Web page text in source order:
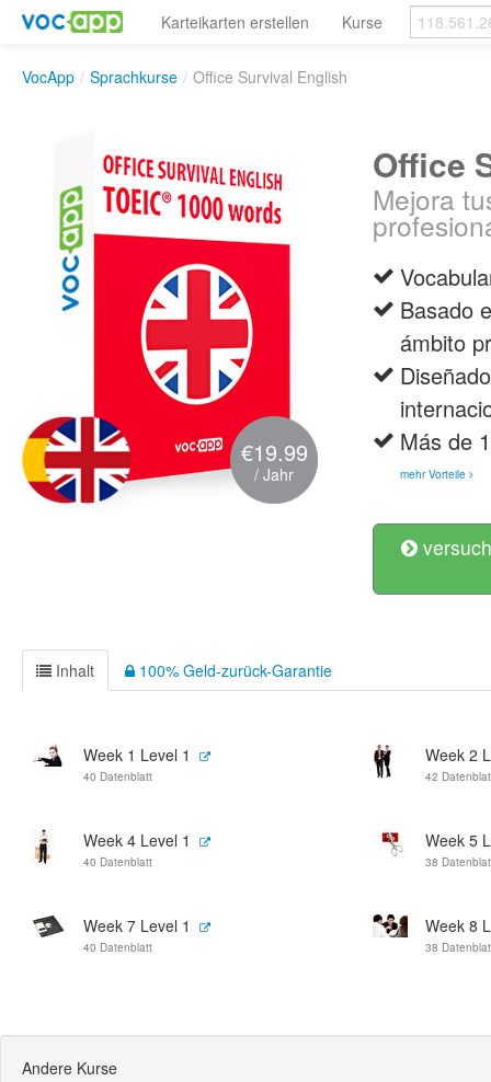
Karteikarten erstellen Kurse
VocApp / Sprachkurse / Office Survival English
€19.99
/ Jahr
Office
Mejora
Basado
ámbito
Más de
mehr Vorteile
Inhalt 100% Geld-zurück-Garantie
Week 1 Level 1
40 Datenblatt
Week 2
42
Week 4 Level 1
40 Datenblatt
Week 5
38
Week 7 Level 1
40 Datenblatt
Week 8
38
Andere Kurse